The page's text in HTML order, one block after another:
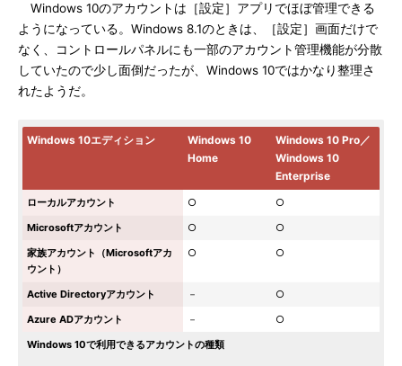
Windows 10のアカウントは［設定］アプリでほぼ管理できる
ようになっている。Windows 8.1のときは、［設定］画面だけで
なく、コントロールパネルにも一部のアカウント管理機能が分散
していたので少し面倒だったが、Windows 10ではかなり整理さ
れたようだ。
Windows 10エディション
Windows 10
Home
Windows 10 Pro／
Windows 10
Enterprise
ローカルアカウント ○
○
Microsoftアカウント
○
○
家族アカウント（Microsoftアカ
ウント）
○ ○
Active Directoryアカウント －
○
Azure ADアカウント
－
○
Windows 10で利用できるアカウントの種類